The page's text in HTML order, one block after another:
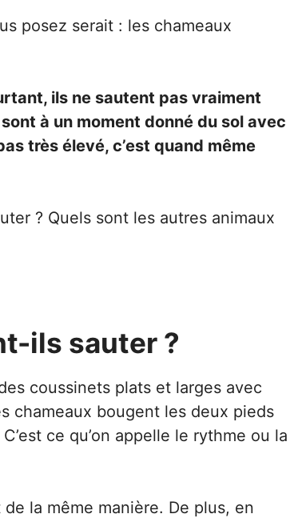
posez serait : les chameaux
ils ne sautent pas vraiment
à un moment donné du sol avec
très élevé, c’est quand même
? Quels sont les autres animaux
ils sauter ?
coussinets plats et larges avec
chameaux bougent les deux pieds
ce qu’on appelle le rythme ou la
la même manière. De plus, en